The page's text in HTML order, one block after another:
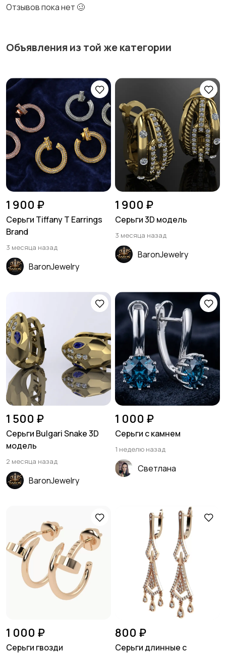
Отзывов пока нет 🥴
Объявления из той же категории
1 900 ₽
Серьги Tiffany T Earrings
Brand
3 месяца назад
BaronJewelry
1 900 ₽
Серьги 3D модель
3 месяца назад
BaronJewelry
1 500 ₽
Серьги Bulgari Snake 3D
модель
2 месяца назад
BaronJewelry
1 000 ₽
Серьги с камнем
1 неделю назад
Светлана
1 000 ₽
Серьги гвозди
800 ₽
Серьги длинные с